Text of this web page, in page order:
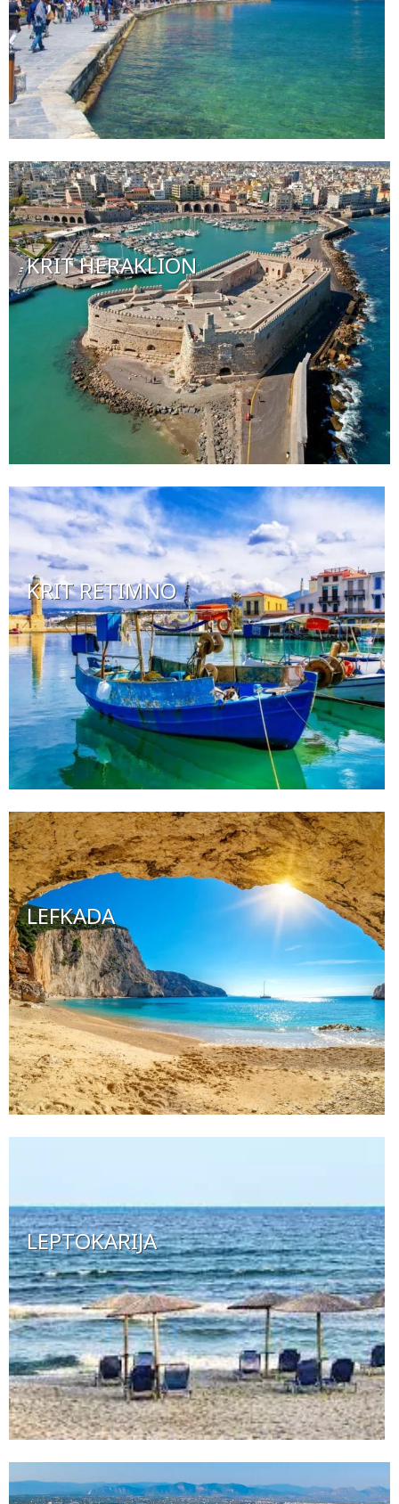
KRIT HERAKLION
KRIT RETIMNO
LEFKADA
LEPTOKARIJA